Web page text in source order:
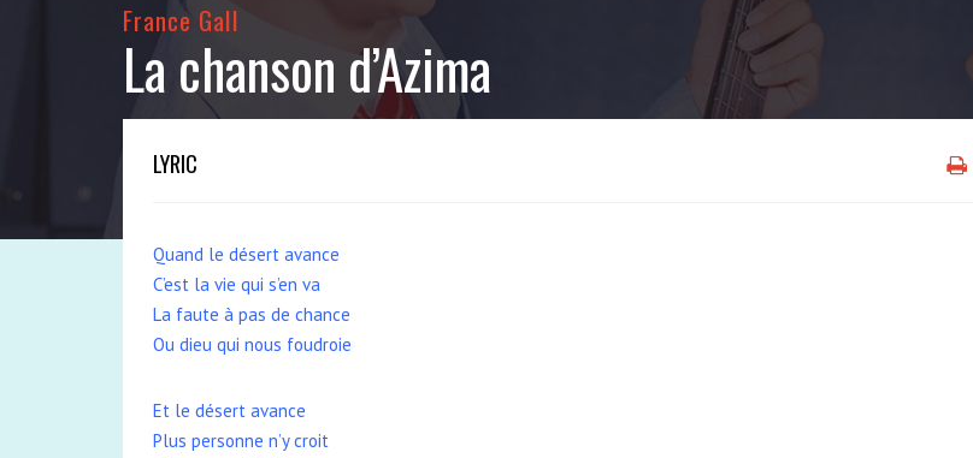
France Gall
La chanson d’Azima
LYRIC
Quand le désert avance
C’est la vie qui s’en va
La faute à pas de chance
Ou dieu qui nous foudroie
Et le désert avance
Plus personne n’y croit